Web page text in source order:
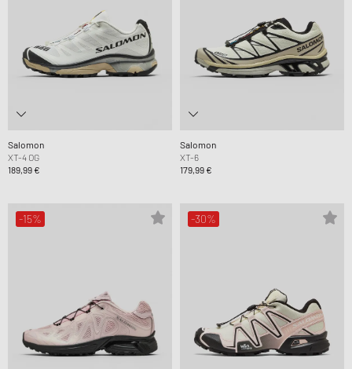
Salomon
XT-4 OG
189,99 €
Salomon
XT-6
179,99 €
-15% -30%